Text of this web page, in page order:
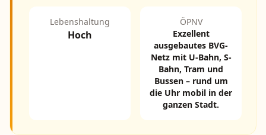
Lebenshaltung
Hoch
ÖPNV
Exzellent
ausgebautes BVG-
Netz mit U-Bahn, S-
Bahn, Tram und
Bussen – rund um
die Uhr mobil in der
ganzen Stadt.